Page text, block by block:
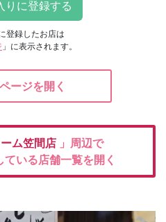
登録したお店は
」に表示されます。
ージを開く
ム笠間店 」周辺で
いる店舗一覧を開く